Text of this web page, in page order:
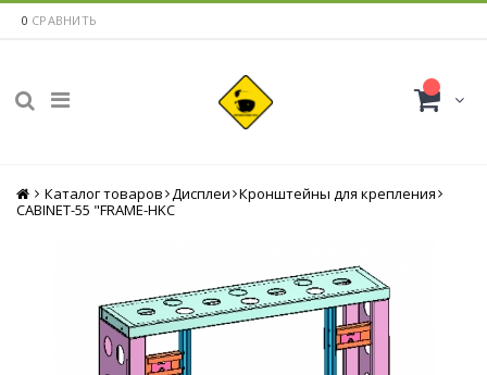
0 СРАВНИТЬ
Главная
Каталог товаров Дисплеи Кронштейны для крепления
CABINET-55 "FRAME-HKC